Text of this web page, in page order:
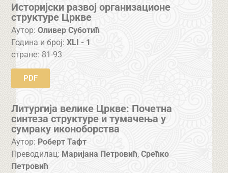
Историјски развој организационе
структуре Цркве
Аутор: Оливер Суботић
Година и број:XLI - 1
стране: 81-93
PDF
Литургија велике Цркве: Почетна
синтеза структуре и тумачења у
сумраку иконоборства
Аутор: Роберт Тафт
Преводилац: Маријана Петровић,Срећко
Петровић